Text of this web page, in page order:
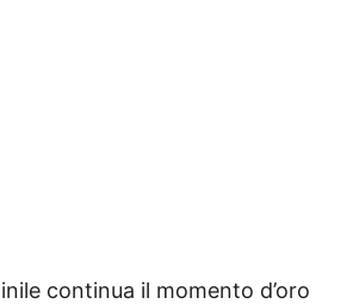
continua il momento d’oro